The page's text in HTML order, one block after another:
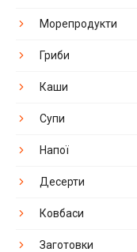
Морепродукти
Гриби
Каши
Супи
Напої
Десерти
Ковбаси
Заготовки